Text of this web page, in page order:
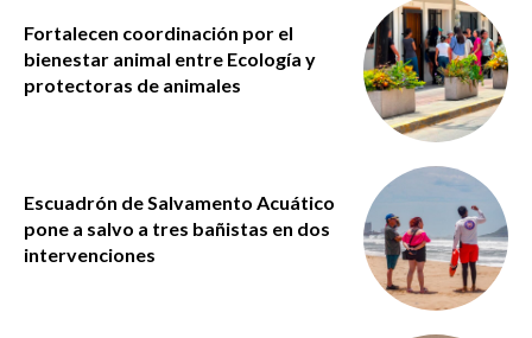
Fortalecen coordinación por el
bienestar animal entre Ecología y
protectoras de animales
Escuadrón de Salvamento Acuático
pone a salvo a tres bañistas en dos
intervenciones